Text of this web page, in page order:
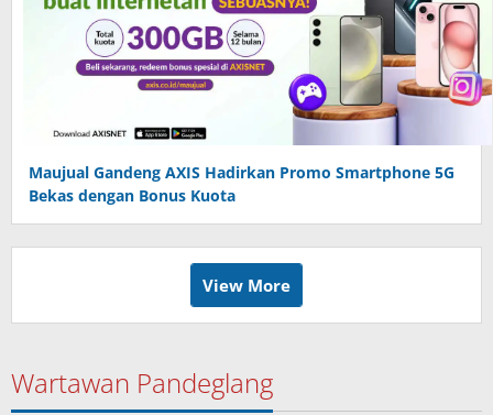
Maujual Gandeng AXIS Hadirkan Promo Smartphone 5G
Bekas dengan Bonus Kuota
View More
Wartawan Pandeglang